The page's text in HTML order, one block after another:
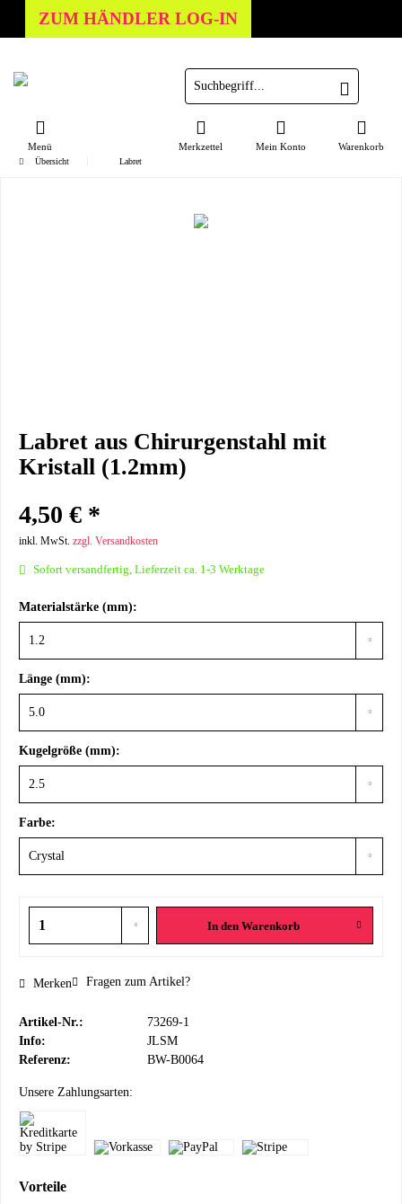
ZUM HÄNDLER LOG-IN
Menü Warenkorb
Merkzettel Mein Konto
Übersicht Labret
Labret aus Chirurgenstahl mit
Kristall (1.2mm)
4,50 € *
inkl. MwSt. zzgl. Versandkosten
Sofort versandfertig, Lieferzeit ca. 1-3 Werktage
Materialstärke (mm):
Länge (mm):
Kugelgröße (mm):
Farbe:
In den Warenkorb
Merken Fragen zum Artikel?
Artikel-Nr.:
73269-1
Info:
JLSM
Referenz:
BW-B0064
Unsere Zahlungsarten:
Vorteile